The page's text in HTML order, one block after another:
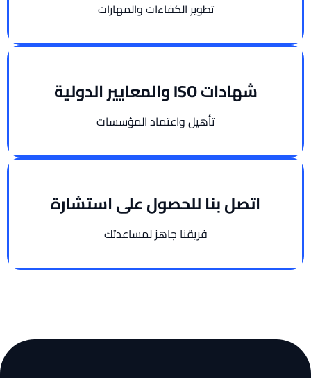
تطوير الكفاءات والمهارات
شهادات ISO والمعايير الدولية
تأهيل واعتماد المؤسسات
اتصل بنا للحصول على استشارة
فريقنا جاهز لمساعدتك